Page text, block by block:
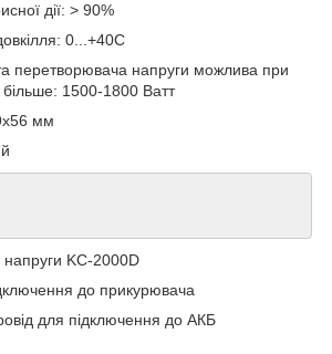
дії: > 90%
0...+40С
перетворювача напруги можлива при
більше: 1500-1800 Ватт
мм
KC-2000D
до прикурювача
для підключення до АКБ